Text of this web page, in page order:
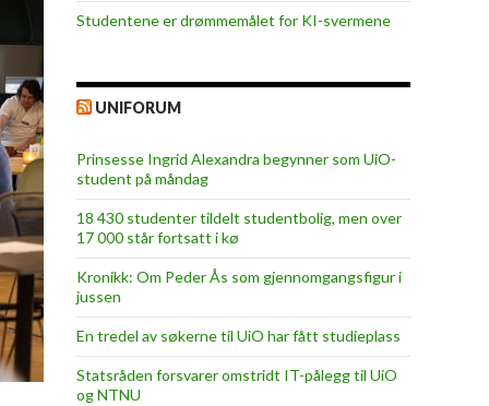
Studentene er drømmemålet for KI-svermene
UNIFORUM
Prinsesse Ingrid Alexandra begynner som UiO-
student på måndag
18 430 studenter tildelt studentbolig, men over
17 000 står fortsatt i kø
Kronikk: Om Peder Ås som gjennomgangsfigur i
jussen
En tredel av søkerne til UiO har fått studieplass
Statsråden forsvarer omstridt IT-pålegg til UiO
og NTNU